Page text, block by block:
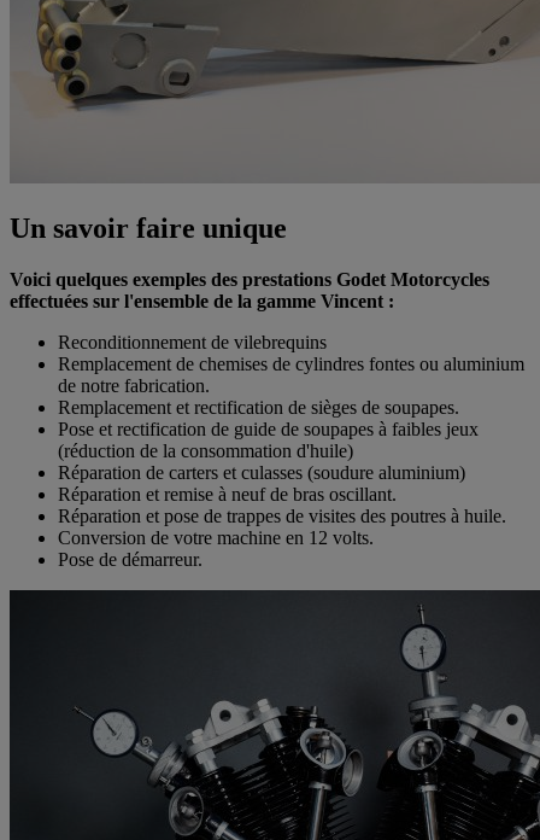
Un savoir faire unique
Voici quelques exemples des prestations Godet Motorcycles
effectuées sur l'ensemble de la gamme Vincent :
Reconditionnement de vilebrequins
Remplacement de chemises de cylindres fontes ou aluminium
de notre fabrication.
Remplacement et rectification de sièges de soupapes.
Pose et rectification de guide de soupapes à faibles jeux
(réduction de la consommation d'huile)
Réparation de carters et culasses (soudure aluminium)
Réparation et remise à neuf de bras oscillant.
Réparation et pose de trappes de visites des poutres à huile.
Conversion de votre machine en 12 volts.
Pose de démarreur.